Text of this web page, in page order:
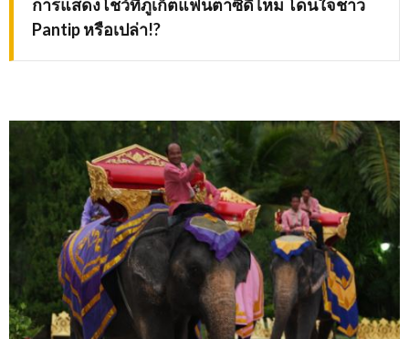
การแสดงโชว์ที่ภูเก็ตแฟนตาซีดีไหม โดนใจชาว
Pantip หรือเปล่า!?